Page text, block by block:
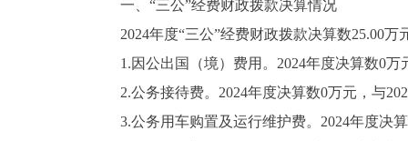
一、“三公”经费财政拨款决算情况
2024年度“三公”经费财政拨款决算数25.00万
1.因公出国（境）费用。2024年度决算数0万
2.公务接待费。2024年度决算数0万元，与
3.公务用车购置及运行维护费。2024年度决算